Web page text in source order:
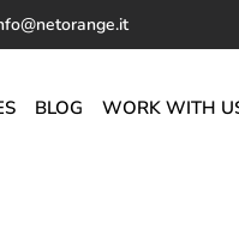
BLOG WORK WITH